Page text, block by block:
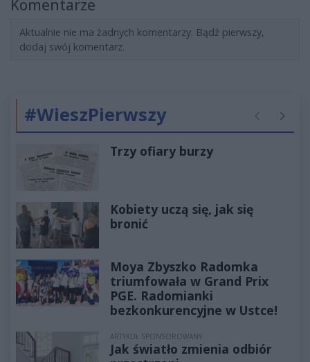
Komentarze
Aktualnie nie ma żadnych komentarzy. Bądź pierwszy,
dodaj swój komentarz.
#WieszPierwszy Poprzednie
Trzy ofiary burzy
Kobiety uczą się, jak się
bronić
Moya Zbyszko Radomka
triumfowała w Grand Prix
PGE. Radomianki
bezkonkurencyjne w Ustce!
ARTYKUŁ SPONSOROWANY
Jak światło zmienia odbiór